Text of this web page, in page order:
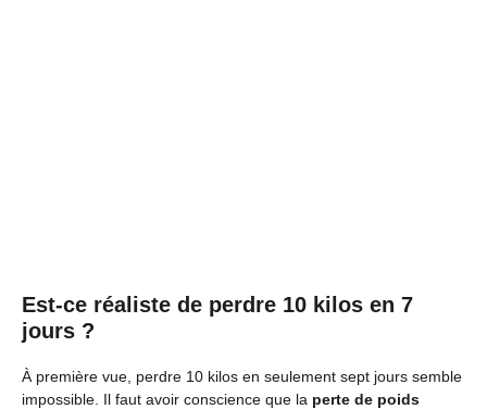
Est-ce réaliste de perdre 10 kilos en 7
jours ?
À première vue, perdre 10 kilos en seulement sept jours semble
impossible. Il faut avoir conscience que la perte de poids